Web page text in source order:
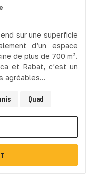
sur une superficie
d’un espace
de plus de 700 m².
et Rabat, c’est un
agréables...
Quad